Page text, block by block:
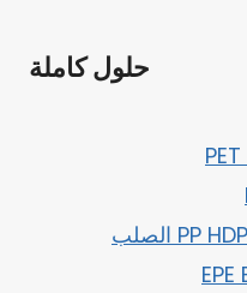
حلول كاملة